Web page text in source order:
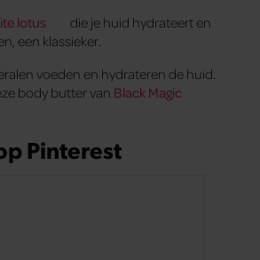
lotus
die je huid hydrateert en
een klassieker.
voeden en hydrateren de huid.
body butter van Black Magic
Pinterest